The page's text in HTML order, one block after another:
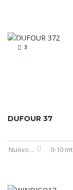
3
DUFOUR 37
Nuovo ... 0-10 mt